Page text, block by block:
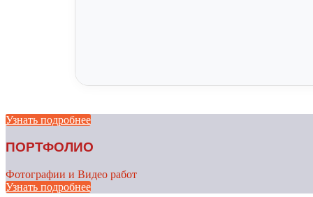
Узнать подробнее
ПОРТФОЛИО
Фотографии и Видео работ
Узнать подробнее